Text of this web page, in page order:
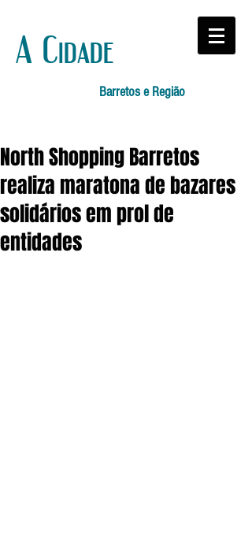
A Cidade
Barretos e Região
North Shopping Barretos
realiza maratona de bazares
solidários em prol de
entidades